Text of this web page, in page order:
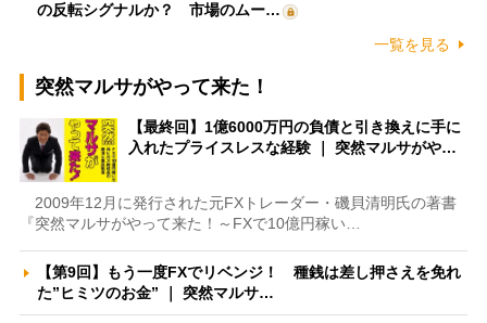
の反転シグナルか？ 市場のムー…
一覧を見る
突然マルサがやって来た！
【最終回】1億6000万円の負債と引き換えに手に
入れたプライスレスな経験 ｜ 突然マルサがや…
2009年12月に発行された元FXトレーダー・磯貝清明氏の著書
『突然マルサがやって来た！～FXで10億円稼い…
【第9回】もう一度FXでリベンジ！ 種銭は差し押さえを免れ
た”ヒミツのお金” ｜ 突然マルサ…